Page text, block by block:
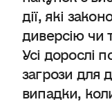
дії, які
диверсію чи
Усі дорослі
загрози для
випадки,